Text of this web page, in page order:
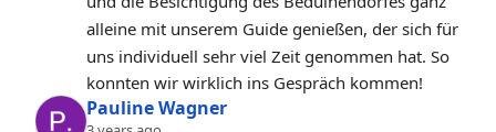
alleine mit unserem Guide genießen, der sich für
uns individuell sehr viel Zeit genommen hat. So
konnten wir wirklich ins Gespräch kommen!
Pauline Wagner